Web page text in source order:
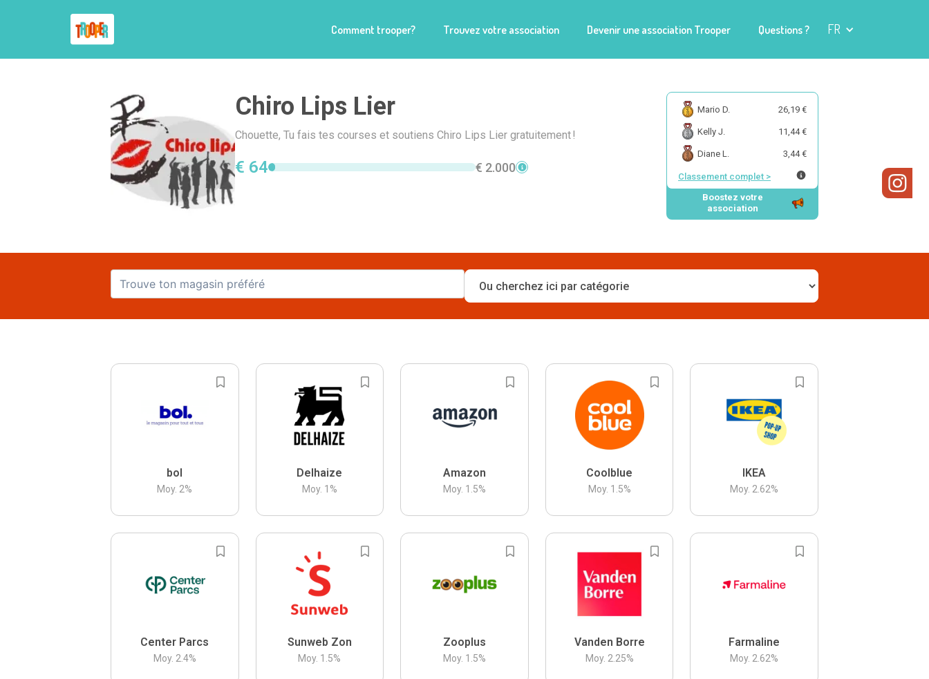
Comment trooper? Trouvez votre association Devenir une association Trooper Questions ? FR
Chiro Lips Lier
Chouette, Tu fais tes courses et soutiens Chiro Lips Lier gratuitement !
€ 64 € 2.000
Mario D. 26,19 €
Kelly J. 11,44 €
Diane L. 3,44 €
Classement complet >
Boostez votre
association
bol
Moy. 2%
Delhaize
Moy. 1 %
Amazon
Moy. 1.5%
Coolblue
Moy. 1.5%
IKEA
Moy. 2.62%
Center Parcs
Moy. 2.4%
Sunweb Zon
Moy. 1.5%
Zooplus
Moy. 1.5%
Vanden Borre
Moy. 2.25%
Farmaline
Moy. 2.62%